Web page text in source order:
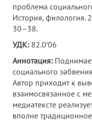
проблема
История, филология.
30–38.
УДК: 82.0’06
Аннотация:
социального
Автор приходит к
взаимосвязанное с
медиатексте
вполне